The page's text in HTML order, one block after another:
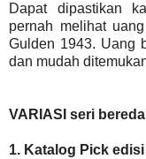
Dapat dipastikan
pernah melihat
Gulden 1943. Uang
dan mudah
VARIASI seri
1. Katalog Pick edisi